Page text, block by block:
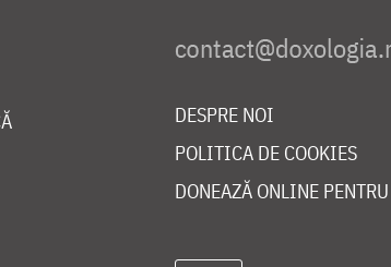
DESPRE NOI
POLITICA DE COOKIES
DONEAZĂ ONLINE